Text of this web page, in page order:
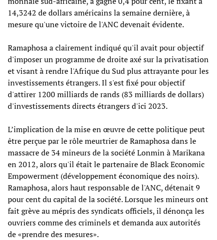
14,3242 de dollars américains la semaine dernière, à
mesure qu'une victoire de l'ANC devenait évidente.
Ramaphosa a clairement indiqué qu'il avait pour objectif
d'imposer un programme de droite axé sur la privatisation
et visant à rendre l'Afrique du Sud plus attrayante pour les
investissements étrangers. Il s'est fixé pour objectif
d'attirer 1200 milliards de rands (83 milliards de dollars)
d'investissements directs étrangers d'ici 2023.
L’implication de la mise en œuvre de cette politique peut
être perçue par le rôle meurtrier de Ramaphosa dans le
massacre de 34 mineurs de la société Lonmin à Marikana
en 2012, alors qu'il était le partenaire de Black Economic
Empowerment (développement économique des noirs).
Ramaphosa, alors haut responsable de l'ANC, détenait 9
pour cent du capital de la société. Lorsque les mineurs ont
fait grève au mépris des syndicats officiels, il dénonça les
ouvriers comme des criminels et demanda aux autorités
de «prendre des mesures».